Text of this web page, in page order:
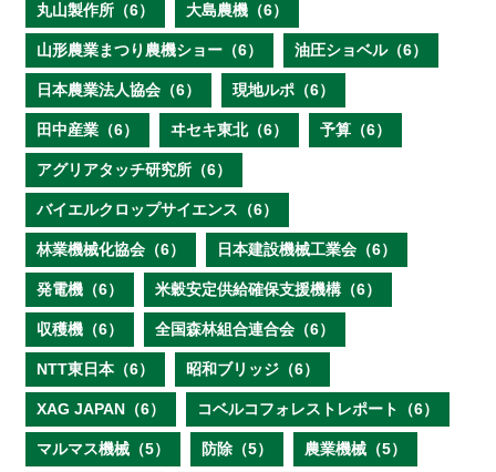
丸山製作所（6） 大島農機（6）
山形農業まつり農機ショー（6） 油圧ショベル（6）
日本農業法人協会（6） 現地ルポ（6）
田中産業（6） ヰセキ東北（6） 予算（6）
アグリアタッチ研究所（6）
バイエルクロップサイエンス（6）
林業機械化協会（6） 日本建設機械工業会（6）
発電機（6） 米穀安定供給確保支援機構（6）
収穫機（6） 全国森林組合連合会（6）
NTT東日本（6） 昭和ブリッジ（6）
XAG JAPAN（6） コベルコフォレストレポート（6）
マルマス機械（5） 防除（5） 農業機械（5）